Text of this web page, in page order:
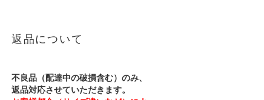
返品について
不良品（配達中の破損含む）のみ、
返品対応させていただきます。